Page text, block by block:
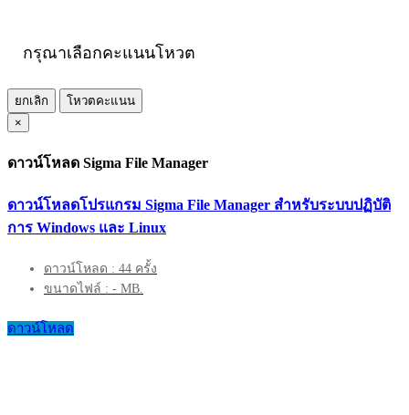
กรุณาเลือกคะแนนโหวต
ยกเลิก
โหวตคะแนน
×
ดาวน์โหลด Sigma File Manager
ดาวน์โหลดโปรแกรม Sigma File Manager สำหรับระบบปฏิบัติ
การ Windows และ Linux
ดาวน์โหลด : 44 ครั้ง
ขนาดไฟล์ : - MB.
ดาวน์โหลด